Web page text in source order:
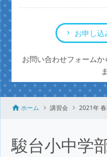
お申し込
お問い合わせフォーム
ホーム 講習会 2021年
駿台小中学